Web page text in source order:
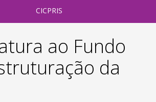
CICPRIS
ao Fundo
da